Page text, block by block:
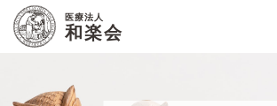
医療法人
和楽会